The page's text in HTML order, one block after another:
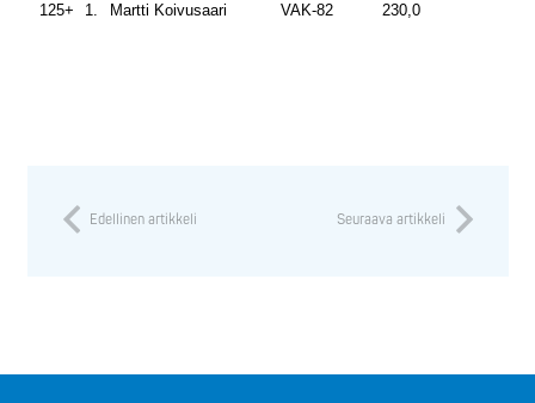
125+ 1. Martti Koivusaari VAK-82 230,0
Edellinen artikkeli Seuraava artikkeli